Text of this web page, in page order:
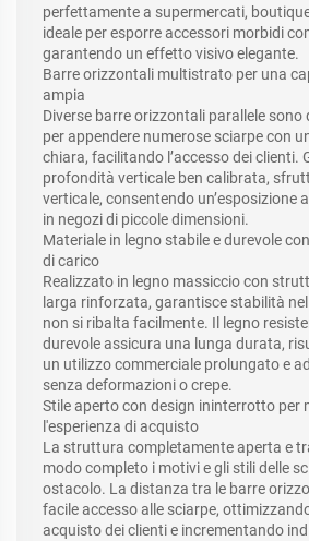
perfettamente a supermercati,
ideale per esporre accessori morbidi
garantendo un effetto visivo elegante.
Barre orizzontali multistrato per una
ampia
Diverse barre orizzontali parallele sono
per appendere numerose sciarpe con
chiara, facilitando l’accesso dei clienti.
profondità verticale ben calibrata,
verticale, consentendo un’esposizione
in negozi di piccole dimensioni.
Materiale in legno stabile e durevole
di carico
Realizzato in legno massiccio con
larga rinforzata, garantisce stabilità
non si ribalta facilmente. Il legno
durevole assicura una lunga durata,
un utilizzo commerciale prolungato e
senza deformazioni o crepe.
Stile aperto con design ininterrotto per
l'esperienza di acquisto
La struttura completamente aperta e
modo completo i motivi e gli stili delle
ostacolo. La distanza tra le barre
facile accesso alle sciarpe,
acquisto dei clienti e incrementando